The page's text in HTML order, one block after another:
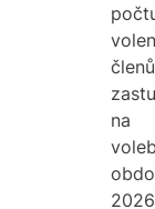
členů
na